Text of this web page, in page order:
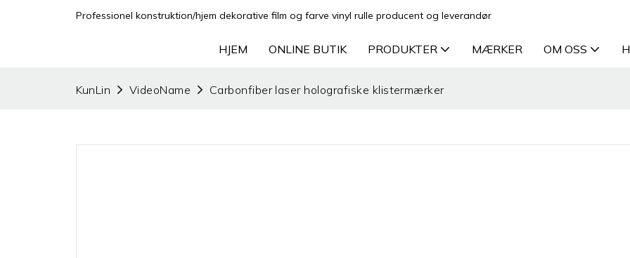
Professionel konstruktion/hjem dekorative film og farve vinyl rulle producent og leverandør
HJEM ONLINE BUTIK PRODUKTER MÆRKER OM OSS
KunLin VideoName Carbonfiber laser holografiske klistermærker